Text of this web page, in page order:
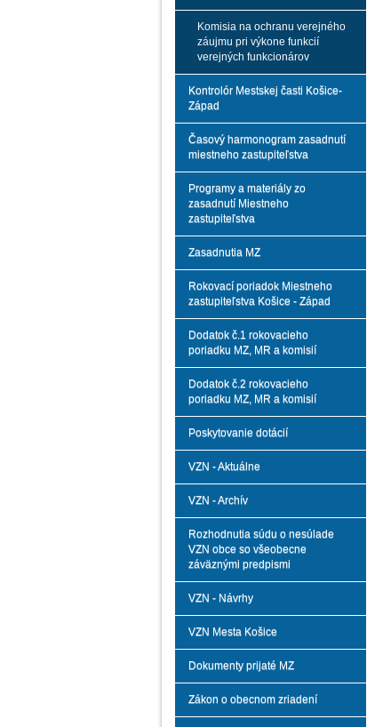
Komisia na ochranu verejného
záujmu pri výkone funkcií
verejných funkcionárov
Kontrolór Mestskej časti Košice-
Západ
Časový harmonogram zasadnutí
miestneho zastupiteľstva
Programy a materiály zo
zasadnutí Miestneho
zastupiteľstva
Zasadnutia MZ
Rokovací poriadok Miestneho
zastupiteľstva Košice - Západ
Dodatok č.1 rokovacieho
poriadku MZ, MR a komisií
Dodatok č.2 rokovacieho
poriadku MZ, MR a komisií
Poskytovanie dotácií
VZN - Aktuálne
VZN - Archív
Rozhodnutia súdu o nesúlade
VZN obce so všeobecne
záväznými predpismi
VZN - Návrhy
VZN Mesta Košice
Dokumenty prijaté MZ
Zákon o obecnom zriadení